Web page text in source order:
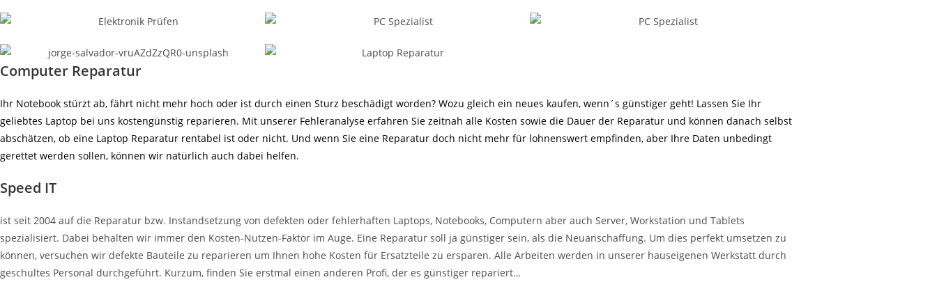
Computer Reparatur
Ihr Notebook stürzt ab, fährt nicht mehr hoch oder ist durch einen Sturz beschädigt worden? Wozu gleich ein neues kaufen, wenn´s günstiger geht! Lassen Sie Ihr
geliebtes Laptop bei uns kostengünstig reparieren. Mit unserer Fehleranalyse erfahren Sie zeitnah alle Kosten sowie die Dauer der Reparatur und können danach selbst
abschätzen, ob eine Laptop Reparatur rentabel ist oder nicht. Und wenn Sie eine Reparatur doch nicht mehr für lohnenswert empfinden, aber Ihre Daten unbedingt
gerettet werden sollen, können wir natürlich auch dabei helfen.
Speed IT
ist seit 2004 auf die Reparatur bzw. Instandsetzung von defekten oder fehlerhaften Laptops, Notebooks, Computern aber auch Server, Workstation und Tablets
spezialisiert. Dabei behalten wir immer den Kosten-Nutzen-Faktor im Auge. Eine Reparatur soll ja günstiger sein, als die Neuanschaffung. Um dies perfekt umsetzen zu
können, versuchen wir defekte Bauteile zu reparieren um Ihnen hohe Kosten für Ersatzteile zu ersparen. Alle Arbeiten werden in unserer hauseigenen Werkstatt durch
geschultes Personal durchgeführt. Kurzum, finden Sie erstmal einen anderen Profi, der es günstiger repariert…